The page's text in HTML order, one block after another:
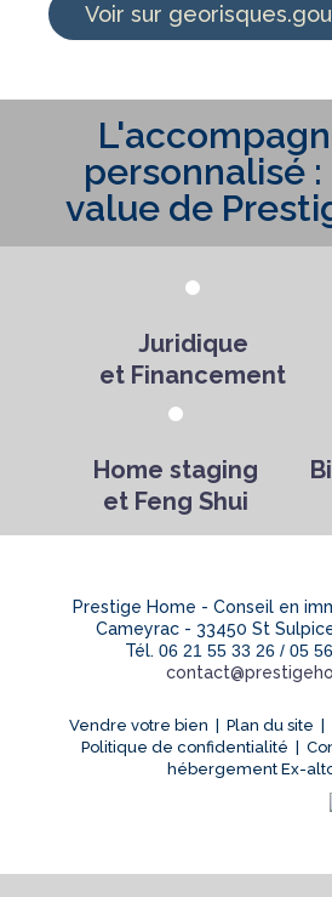
Voir sur
personnalisé
value de
Juridique
et Financement
Home staging
et Feng Shui
Prestige Home - Conseil en
Cameyrac - 33450 St
Tél. 06 21 55 33 26 / 05
Vendre votre bien | Plan du site |
Politique de confidentialité |
hébergement Ex-